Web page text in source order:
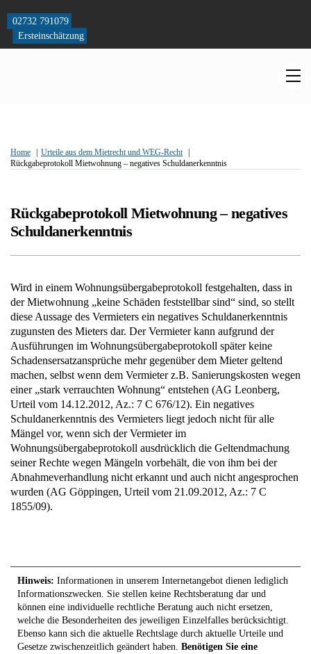
content
02732 791079
Ersteinschätzung
Home
Urteile aus dem Mietrecht und WEG-Recht
Rückgabeprotokoll Mietwohnung – negatives Schuldanerkenntnis
Rückgabeprotokoll Mietwohnung – negatives
Schuldanerkenntnis
Wird in einem Wohnungsübergabeprotokoll festgehalten, dass in
der Mietwohnung „keine Schäden feststellbar sind“ sind, so stellt
diese Aussage des Vermieters ein negatives Schuldanerkenntnis
zugunsten des Mieters dar. Der Vermieter kann aufgrund der
Ausführungen im Wohnungsübergabeprotokoll später keine
Schadensersatzansprüche mehr gegenüber dem Mieter geltend
machen, selbst wenn dem Vermieter z.B. Sanierungskosten wegen
einer „stark verrauchten Wohnung“ entstehen (AG Leonberg,
Urteil vom 14.12.2012, Az.: 7 C 676/12). Ein negatives
Schuldanerkenntnis des Vermieters liegt jedoch nicht für alle
Mängel vor, wenn sich der Vermieter im
Wohnungsübergabeprotokoll ausdrücklich die Geltendmachung
seiner Rechte wegen Mängeln vorbehält, die von ihm bei der
Abnahmeverhandlung nicht erkannt und auch nicht angesprochen
wurden (AG Göppingen, Urteil vom 21.09.2012, Az.: 7 C
1855/09).
Hinweis: Informationen in unserem Internetangebot dienen lediglich
Informationszwecken. Sie stellen keine Rechtsberatung dar und
können eine individuelle rechtliche Beratung auch nicht ersetzen,
welche die Besonderheiten des jeweiligen Einzelfalles berücksichtigt.
Ebenso kann sich die aktuelle Rechtslage durch aktuelle Urteile und
Gesetze zwischenzeitlich geändert haben. Benötigen Sie eine